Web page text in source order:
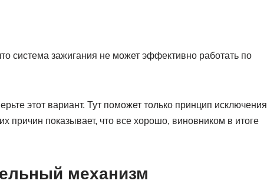
система зажигания не может эффективно работать по
этот вариант. Тут поможет только принцип исключения
причин показывает, что все хорошо, виновником в итоге
механизм